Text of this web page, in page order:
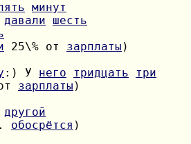
минут
давали
шесть
25\% от зарплаты )
:) У него тридцать
три
зарплаты )
другой
обосрётся )